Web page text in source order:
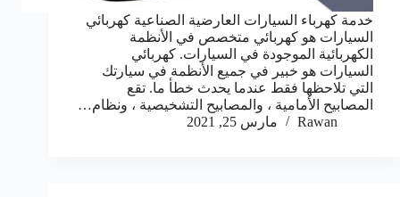
خدمة كهرباء السيارات العارضية الصناعية كهربائي
السيارات هو كهربائي متخصص في الأنظمة
الكهربائية الموجودة في السيارات. كهربائي
السيارات هو خبير في جميع الأنظمة في سيارتك
التي تلاحظها فقط عندما يحدث خطأ ما. تقع
المصابيح الأمامية ، والمصابيح التشخيصية ، ونظام…
Rawan
مارس 25, 2021